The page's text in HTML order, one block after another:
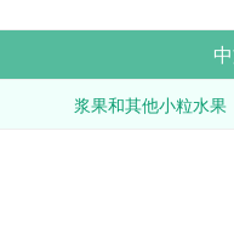
浆果和其他小粒水果